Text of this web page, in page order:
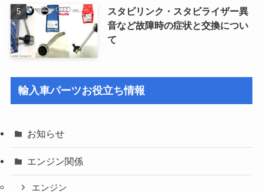
スタビリンク・スタビライザー異
音など故障時の症状と交換につい
て
輸入車パーツお役立ち情報
お知らせ
エンジン関係
エンジン